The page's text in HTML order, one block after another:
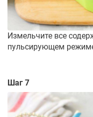
Измельчите все
пульсирующем
Шаг 7